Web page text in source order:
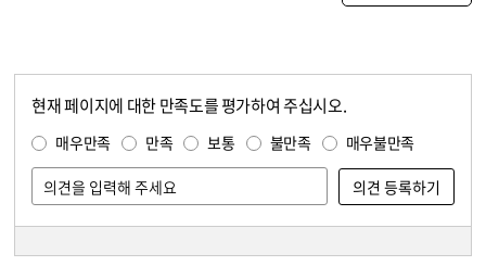
현재 페이지에 대한 만족도를 평가하여 주십시오.
매우만족 만족 보통 불만족 매우불만족